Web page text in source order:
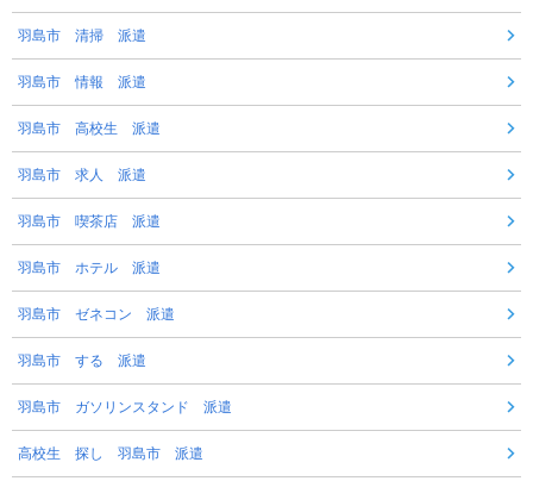
羽島市 清掃 派遣
羽島市 情報 派遣
羽島市 高校生 派遣
羽島市 求人 派遣
羽島市 喫茶店 派遣
羽島市 ホテル 派遣
羽島市 ゼネコン 派遣
羽島市 する 派遣
羽島市 ガソリンスタンド 派遣
高校生 探し 羽島市 派遣